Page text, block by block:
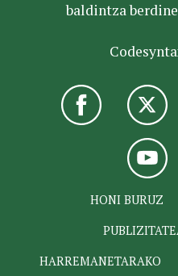
baldintza
HONI BURUZ
HARREMANETARAKO